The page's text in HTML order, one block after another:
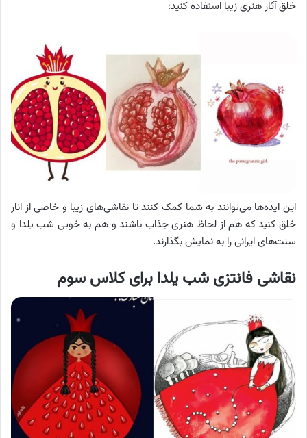
خلق آثار هنری زیبا استفاده کنید:
این ایده‌ها می‌توانند به شما کمک کنند تا نقاشی‌های زیبا و خاصی از انار
خلق کنید که هم از لحاظ هنری جذاب باشند و هم به خوبی شب یلدا و
سنت‌های ایرانی را به نمایش بگذارند.
نقاشی فانتزی شب یلدا برای کلاس سوم